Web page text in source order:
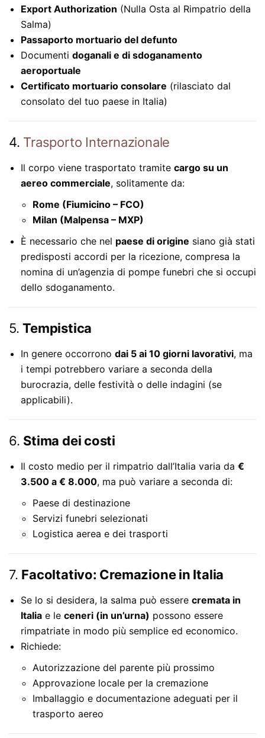
Export Authorization (Nulla Osta al Rimpatrio della
Salma)
Passaporto mortuario del defunto
Documenti doganali e di sdoganamento
aeroportuale
Certificato mortuario consolare (rilasciato dal
consolato del tuo paese in Italia)
4. Trasporto Internazionale
Il corpo viene trasportato tramite cargo su un
aereo commerciale, solitamente da:
Rome (Fiumicino – FCO)
Milan (Malpensa – MXP)
È necessario che nel paese di origine siano già stati
predisposti accordi per la ricezione, compresa la
nomina di un’agenzia di pompe funebri che si occupi
dello sdoganamento.
5.Tempistica
In genere occorrono dai 5 ai 10 giorni lavorativi, ma
i tempi potrebbero variare a seconda della
burocrazia, delle festività o delle indagini (se
applicabili).
6. Stima dei costi
Il costo medio per il rimpatrio dall’Italia varia da €
3.500 a € 8.000, ma può variare a seconda di:
Paese di destinazione
Servizi funebri selezionati
Logistica aerea e dei trasporti
7. Facoltativo: Cremazione in Italia
Se lo si desidera, la salma può essere cremata in
Italia e le ceneri (in un’urna) possono essere
rimpatriate in modo più semplice ed economico.
Richiede:
Autorizzazione del parente più prossimo
Approvazione locale per la cremazione
Imballaggio e documentazione adeguati per il
trasporto aereo